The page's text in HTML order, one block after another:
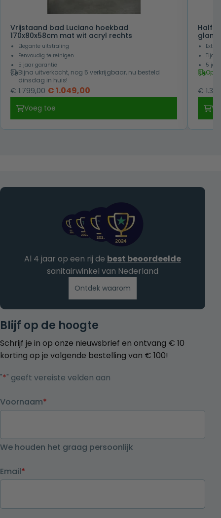
Vrijstaand bad Luciano hoekbad
170x80x58cm mat wit acryl rechts
Elegante uitstraling
Eenvoudig te reinigen
5 jaar garantie
Bijna uitverkocht, nog 5 verkrijgbaar, nu besteld
dinsdag in huis!
€1.799,00 Oorspronkelijke
€ 1.799,00.
€1.049,00
€ 1.049,00.
Voeg toe
Half
glans
5
Op
€
Blijf op de hoogte
Schrijf je in op onze nieuwsbrief en ontvang € 10
korting op je volgende bestelling van € 100!
"*" geeft vereiste velden aan
Voornaam*
We houden het graag persoonlijk
Email*
Al 4 jaar op een rij de best beoordeelde
sanitairwinkel van Nederland
Ontdek waarom